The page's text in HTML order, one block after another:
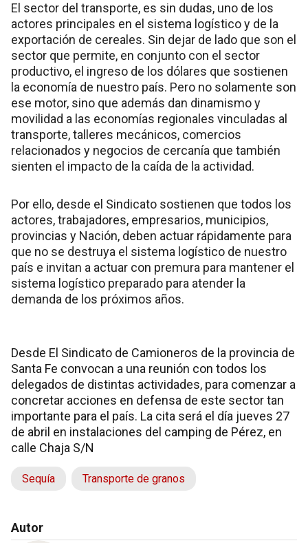
El sector del transporte, es sin dudas, uno de los
actores principales en el sistema logístico y de la
exportación de cereales. Sin dejar de lado que son el
sector que permite, en conjunto con el sector
productivo, el ingreso de los dólares que sostienen
la economía de nuestro país. Pero no solamente son
ese motor, sino que además dan dinamismo y
movilidad a las economías regionales vinculadas al
transporte, talleres mecánicos, comercios
relacionados y negocios de cercanía que también
sienten el impacto de la caída de la actividad.
Por ello, desde el Sindicato sostienen que todos los
actores, trabajadores, empresarios, municipios,
provincias y Nación, deben actuar rápidamente para
que no se destruya el sistema logístico de nuestro
país e invitan a actuar con premura para mantener el
sistema logístico preparado para atender la
demanda de los próximos años.
Desde El Sindicato de Camioneros de la provincia de
Santa Fe convocan a una reunión con todos los
delegados de distintas actividades, para comenzar a
concretar acciones en defensa de este sector tan
importante para el país. La cita será el día jueves 27
de abril en instalaciones del camping de Pérez, en
calle Chaja S/N
Sequía Transporte de granos
Autor